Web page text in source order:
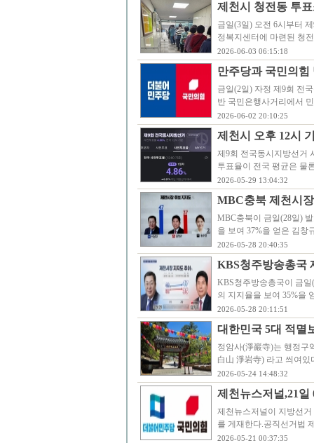
제천시 청전동 투
금일(3일) 오전 6시부터
정복지센터에 마련된 청
2026-06-03 06:15:18
만주당과 국민의
금일(2일) 자정 제9회 전
반 국민은행사거리에서
2026-06-02 20:10:25
제천시 오후 12시
제9회 전국동시지방선거
투표율이 전국 평균은 물
2026-05-29 13:04:32
MBC충북 제천시
MBC충북이 금일(28일)
을 보여 37%을 얻은 김
2026-05-28 20:40:35
KBS청주방송총국
KBS청주방송총국이 금
의 지지율을 보여 35%을
2026-05-28 20:11:51
대한민국 5대 적멸
정암사(淨巖寺)는 행정구
白山 淨岩寺) 라고 씌여
2026-05-24 14:48:32
제천뉴스저널,21
제천뉴스저널이 지방선
를 게재한다.공직선거법
2026-05-21 00:37:35